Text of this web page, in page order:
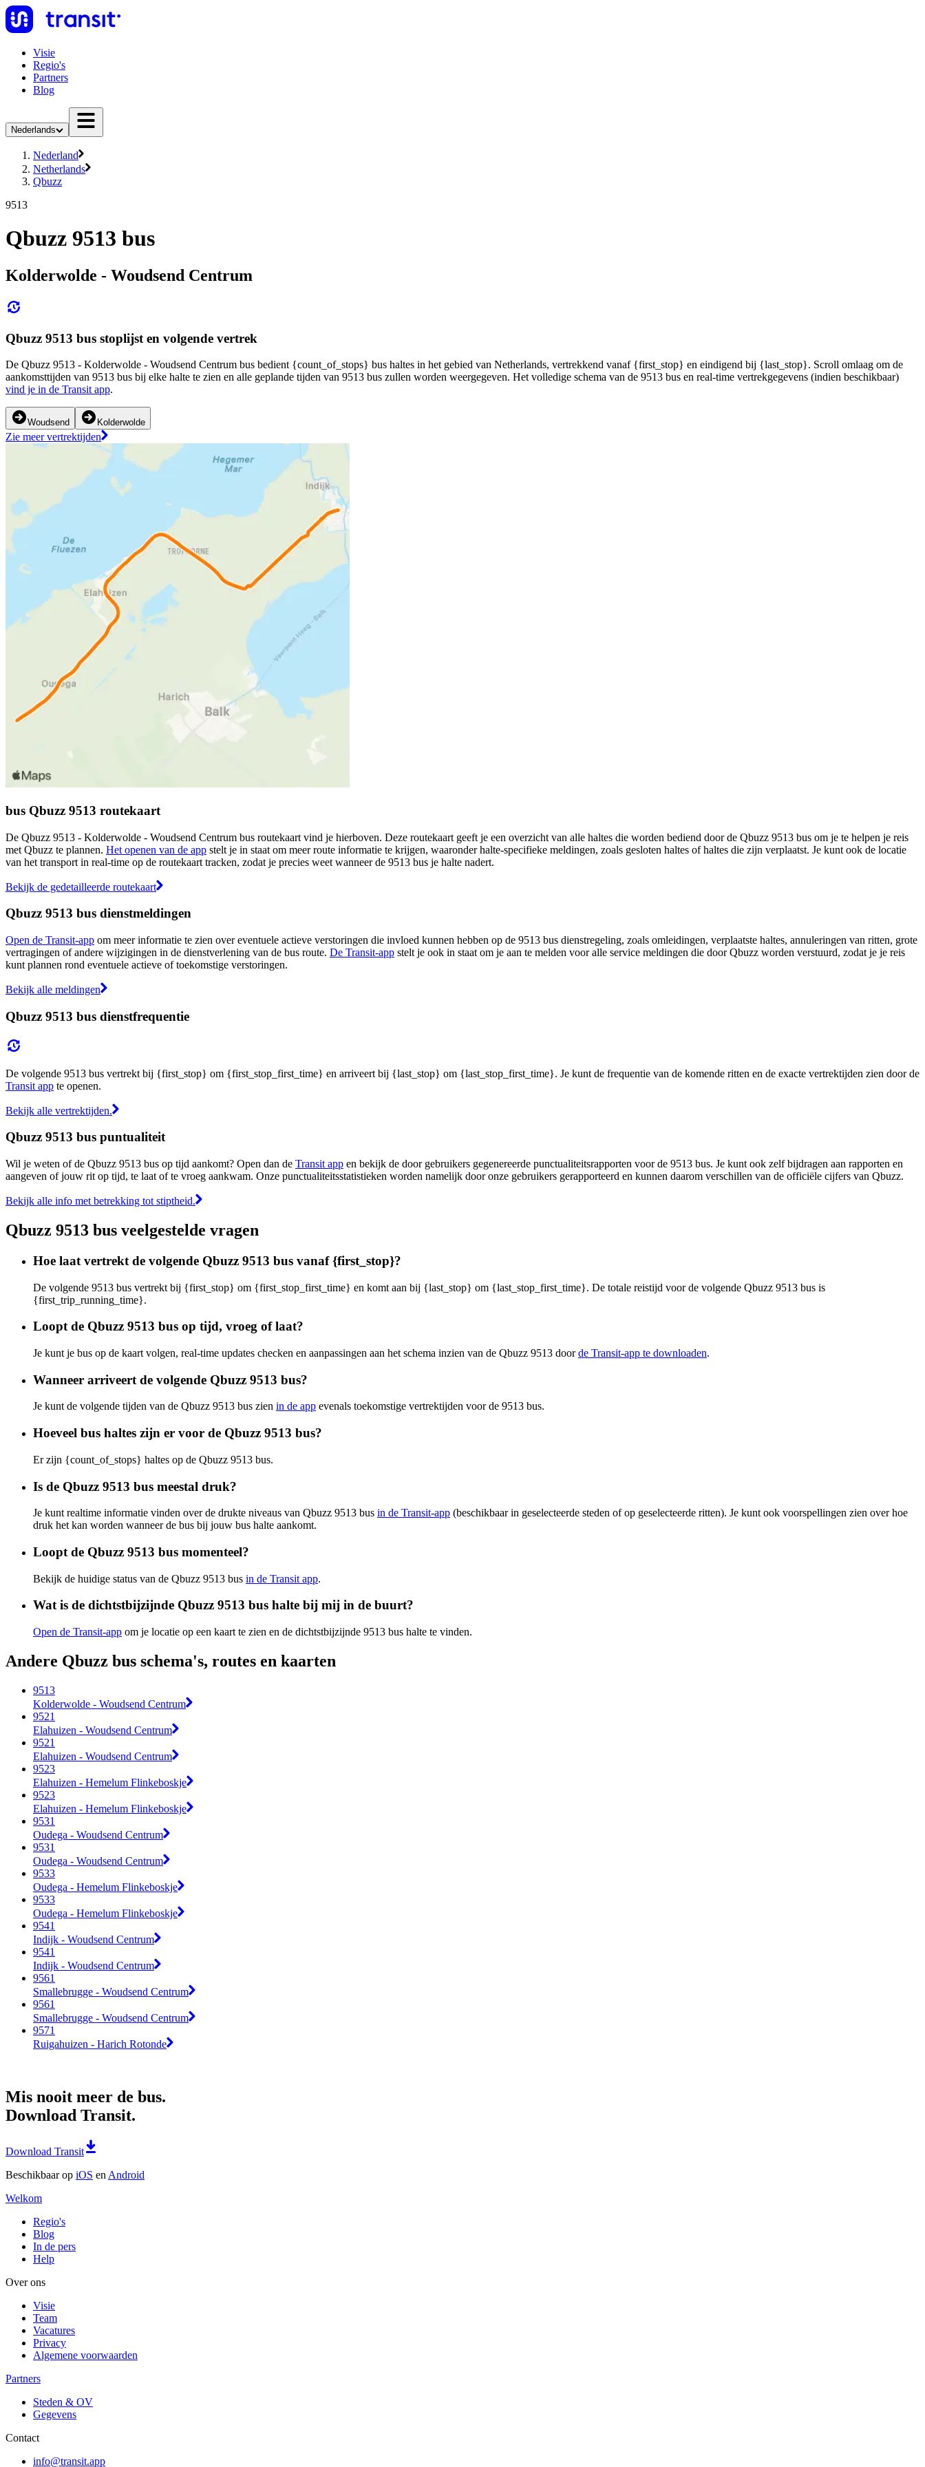
Visie
Regio's
Partners
Blog
Nederlands
Nederland
Netherlands
Qbuzz
9513
Qbuzz 9513 bus
Kolderwolde - Woudsend Centrum
Qbuzz 9513 bus stoplijst en volgende vertrek
De Qbuzz 9513 - Kolderwolde - Woudsend Centrum bus bedient {count_of_stops} bus haltes in het gebied van Netherlands, vertrekkend vanaf {first_stop} en eindigend bij {last_stop}. Scroll omlaag om de
aankomsttijden van 9513 bus bij elke halte te zien en alle geplande tijden van 9513 bus zullen worden weergegeven. Het volledige schema van de 9513 bus en real-time vertrekgegevens (indien beschikbaar)
vind je in de Transit app.
Woudsend Kolderwolde
Zie meer vertrektijden
bus Qbuzz 9513 routekaart
De Qbuzz 9513 - Kolderwolde - Woudsend Centrum bus routekaart vind je hierboven. Deze routekaart geeft je een overzicht van alle haltes die worden bediend door de Qbuzz 9513 bus om je te helpen je reis
met Qbuzz te plannen. Het openen van de app stelt je in staat om meer route informatie te krijgen, waaronder halte-specifieke meldingen, zoals gesloten haltes of haltes die zijn verplaatst. Je kunt ook de locatie
van het transport in real-time op de routekaart tracken, zodat je precies weet wanneer de 9513 bus je halte nadert.
Bekijk de gedetailleerde routekaart
Qbuzz 9513 bus dienstmeldingen
Open de Transit-app om meer informatie te zien over eventuele actieve verstoringen die invloed kunnen hebben op de 9513 bus dienstregeling, zoals omleidingen, verplaatste haltes, annuleringen van ritten, grote
vertragingen of andere wijzigingen in de dienstverlening van de bus route. De Transit-app stelt je ook in staat om je aan te melden voor alle service meldingen die door Qbuzz worden verstuurd, zodat je je reis
kunt plannen rond eventuele actieve of toekomstige verstoringen.
Bekijk alle meldingen
Qbuzz 9513 bus dienstfrequentie
De volgende 9513 bus vertrekt bij {first_stop} om {first_stop_first_time} en arriveert bij {last_stop} om {last_stop_first_time}. Je kunt de frequentie van de komende ritten en de exacte vertrektijden zien door de
Transit app te openen.
Bekijk alle vertrektijden.
Qbuzz 9513 bus puntualiteit
Wil je weten of de Qbuzz 9513 bus op tijd aankomt? Open dan de Transit app en bekijk de door gebruikers gegenereerde punctualiteitsrapporten voor de 9513 bus. Je kunt ook zelf bijdragen aan rapporten en
aangeven of jouw rit op tijd, te laat of te vroeg aankwam. Onze punctualiteitsstatistieken worden namelijk door onze gebruikers gerapporteerd en kunnen daarom verschillen van de officiële cijfers van Qbuzz.
Bekijk alle info met betrekking tot stiptheid.
Qbuzz 9513 bus veelgestelde vragen
Hoe laat vertrekt de volgende Qbuzz 9513 bus vanaf {first_stop}?
De volgende 9513 bus vertrekt bij {first_stop} om {first_stop_first_time} en komt aan bij {last_stop} om {last_stop_first_time}. De totale reistijd voor de volgende Qbuzz 9513 bus is
{first_trip_running_time}.
Loopt de Qbuzz 9513 bus op tijd, vroeg of laat?
Je kunt je bus op de kaart volgen, real-time updates checken en aanpassingen aan het schema inzien van de Qbuzz 9513 doorde Transit-app te downloaden.
Wanneer arriveert de volgende Qbuzz 9513 bus?
Je kunt de volgende tijden van de Qbuzz 9513 bus zien in de app evenals toekomstige vertrektijden voor de 9513 bus.
Hoeveel bus haltes zijn er voor de Qbuzz 9513 bus?
Er zijn {count_of_stops} haltes op de Qbuzz 9513 bus.
Is de Qbuzz 9513 bus meestal druk?
Je kunt realtime informatie vinden over de drukte niveaus van Qbuzz 9513 bus in de Transit-app (beschikbaar in geselecteerde steden of op geselecteerde ritten). Je kunt ook voorspellingen zien over hoe
druk het kan worden wanneer de bus bij jouw bus halte aankomt.
Loopt de Qbuzz 9513 bus momenteel?
Bekijk de huidige status van de Qbuzz 9513 bus in de Transit app.
Wat is de dichtstbijzijnde Qbuzz 9513 bus halte bij mij in de buurt?
Open de Transit-app om je locatie op een kaart te zien en de dichtstbijzijnde 9513 bus halte te vinden.
Andere Qbuzz bus schema's, routes en kaarten
9513
Kolderwolde - Woudsend Centrum
9521
Elahuizen - Woudsend Centrum
9521
Elahuizen - Woudsend Centrum
9523
Elahuizen - Hemelum Flinkeboskje
9523
Elahuizen - Hemelum Flinkeboskje
9531
Oudega - Woudsend Centrum
9531
Oudega - Woudsend Centrum
9533
Oudega - Hemelum Flinkeboskje
9533
Oudega - Hemelum Flinkeboskje
9541
Indijk - Woudsend Centrum
9541
Indijk - Woudsend Centrum
9561
Smallebrugge - Woudsend Centrum
9561
Smallebrugge - Woudsend Centrum
9571
Ruigahuizen - Harich Rotonde
Mis nooit meer de bus.
Download Transit.
Download Transit
Beschikbaar op iOS en Android
Welkom
Regio's
Blog
In de pers
Help
Over ons
Visie
Team
Vacatures
Privacy
Algemene voorwaarden
Partners
Steden & OV
Gegevens
Contact
info@transit.app